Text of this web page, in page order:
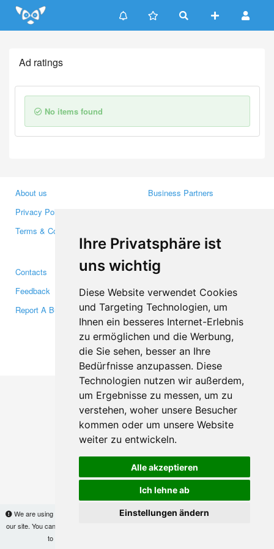
Ihre Privatsphäre ist
uns wichtig
Diese Website verwendet Cookies
und Targeting Technologien, um
Ihnen ein besseres Internet-Erlebnis
zu ermöglichen und die Werbung,
die Sie sehen, besser an Ihre
Bedürfnisse anzupassen. Diese
Technologien nutzen wir außerdem,
um Ergebnisse zu messen, um zu
verstehen, woher unsere Besucher
kommen oder um unsere Website
weiter zu entwickeln.
Alle akzeptieren
Ich lehne ab
Einstellungen ändern
Update cookies preferences
We are using cookies to provide statistics that help us give you the best experience of
our site. You can find out more
to use the site without changes, you are agreeing to it.
Ad ratings
No items found
About us
Privacy Policy
Terms & Conditions
Business Partners
Media
Contacts
Feedback
Report A Bug
Facebook
Twitter
YouTube
Google+
Makis© Copyright 2026